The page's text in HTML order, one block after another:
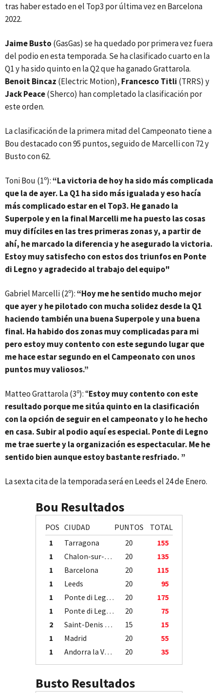
tras haber estado en el Top3 por última vez en Barcelona
2022.
Jaime Busto (GasGas) se ha quedado por primera vez fuera
del podio en esta temporada. Se ha clasificado cuarto en la
Q1 y ha sido quinto en la Q2 que ha ganado Grattarola.
Benoit Bincaz (Electric Motion), Francesco Titli (TRRS) y
Jack Peace(Sherco) han completado la clasificación por
este orden.
La clasificación de la primera mitad del Campeonato tiene a
Bou destacado con 95 puntos, seguido de Marcelli con 72 y
Busto con 62.
Toni Bou (1º):“La victoria de hoy ha sido más complicada
que la de ayer. La Q1 ha sido más igualada y eso hacía
más complicado estar en el Top3. He ganado la
Superpole y en la final Marcelli me ha puesto las cosas
muy difíciles en las tres primeras zonas y, a partir de
ahí, he marcado la diferencia y he asegurado la victoria.
Estoy muy satisfecho con estos dos triunfos en Ponte
di Legno y agradecido al trabajo del equipo"
Gabriel Marcelli (2º):“Hoy me he sentido mucho mejor
que ayer y he pilotado con mucha solidez desde la Q1
haciendo también una buena Superpole y una buena
final. Ha habido dos zonas muy complicadas para mi
pero estoy muy contento con este segundo lugar que
me hace estar segundo en el Campeonato con unos
puntos muy valiosos.”
Matteo Grattarola (3º): “Estoy muy contento con este
resultado porque me sitúa quinto en la clasificación
con la opción de seguir en el campeonato y lo he hecho
en casa. Subir al podio aquí es especial. Ponte di Legno
me trae suerte y la organización es espectacular. Me he
sentido bien aunque estoy bastante resfriado. ”
La sexta cita de la temporada será en Leeds el 24 de Enero.
Bou Resultados
POS CIUDAD PUNTOS
TOTAL
1
Tarragona 20
155
1
Chalon-sur-Saône 20
135
1
Barcelona 20
115
1
Leeds 20
95
1
Ponte di Legno 20
175
1
Ponte di Legno 20
75
2
Saint-Denis / Île de la Réunion 15
15
1
Madrid 20
55
1
Andorra la Vella 20 35
Busto Resultados